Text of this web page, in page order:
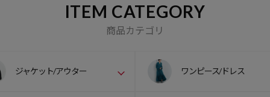
ITEM CATEGORY
商品カテゴリ
ジャケット/アウター ワンピース/ドレス